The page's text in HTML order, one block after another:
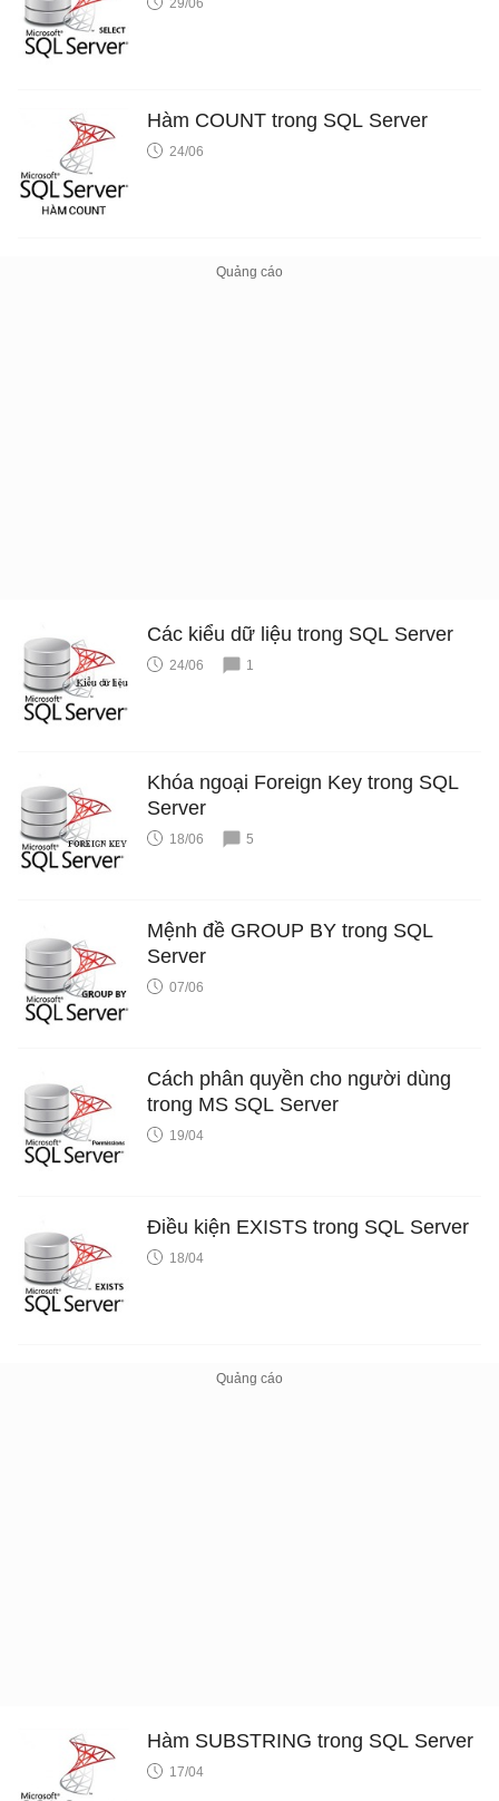
Hàm COUNT trong SQL Server
24/06
Các kiểu dữ liệu trong SQL Server
24/06 1
Khóa ngoại Foreign Key trong SQL
Server
18/06 5
Mệnh đề GROUP BY trong SQL
Server
07/06
Cách phân quyền cho người dùng
trong MS SQL Server
19/04
Điều kiện EXISTS trong SQL Server
18/04
Hàm SUBSTRING trong SQL Server
17/04